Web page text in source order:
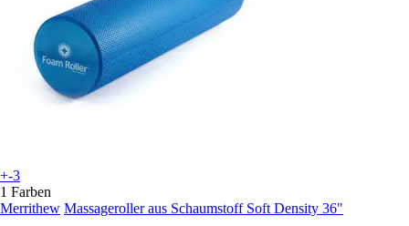
+-3
1 Farben
Merrithew Massageroller aus Schaumstoff Soft Density 36"